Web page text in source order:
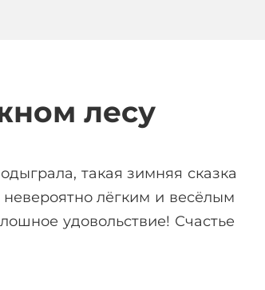
лесу
такая зимняя сказка
лёгким и весёлым
удовольствие! Счастье